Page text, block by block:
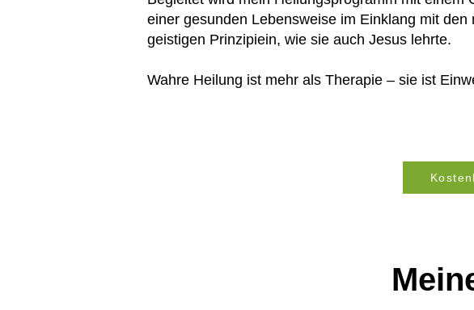
einer gesunden Lebensweise im Einklang mit
geistigen Prinzipiein, wie sie auch Jesus lehrte.
Wahre Heilung ist mehr als Therapie – sie ist